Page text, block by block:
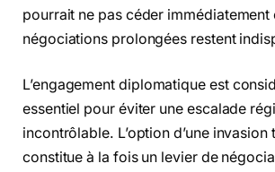
pourrait ne pas céder immédiatement
négociations prolongées restent
L’engagement diplomatique est
essentiel pour éviter une escalade
incontrôlable. L’option d’une invasion
constitue à la fois un levier de